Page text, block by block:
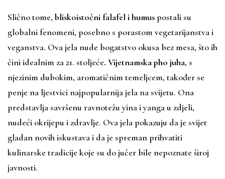
Slično tome, bliskoistočni falafel i humuspostali su
globalni fenomeni, posebno s porastom vegetarijanstva i
veganstva. Ova jela nude bogatstvo okusa bez mesa, što ih
čini idealnim za 21. stoljeće. Vijetnamska pho juha, s
njezinim dubokim, aromatičnim temeljcem, također se
penje na ljestvici najpopularnija jela na svijetu. Ona
predstavlja savršenu ravnotežu yina i yanga u zdjeli,
nudeći okrijepu i zdravlje. Ova jela pokazuju da je svijet
gladan novih iskustava i da je spreman prihvatiti
kulinarske tradicije koje su do jučer bile nepoznate široj
javnosti.